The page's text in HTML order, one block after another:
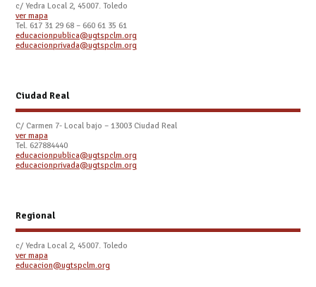
c/ Yedra Local 2, 45007. Toledo
ver mapa
Tel. 617 31 29 68 – 660 61 35 61
educacionpublica@ugtspclm.org
educacionprivada@ugtspclm.org
Ciudad Real
C/ Carmen 7- Local bajo – 13003 Ciudad Real
ver mapa
Tel. 627884440
educacionpublica@ugtspclm.org
educacionprivada@ugtspclm.org
Regional
c/ Yedra Local 2, 45007. Toledo
ver mapa
educacion@ugtspclm.org